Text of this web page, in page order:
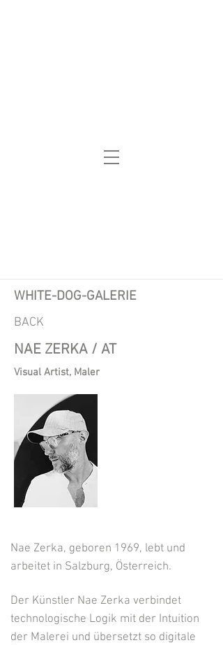
WHITE-DOG-GALERIE
BACK
NAE ZERKA / AT
Visual Artist, Maler
Nae Zerka, geboren 1969, lebt und
arbeitet in Salzburg, Österreich.
Der Künstler Nae Zerka verbindet
technologische Logik mit der Intuition
der Malerei und übersetzt so digitale